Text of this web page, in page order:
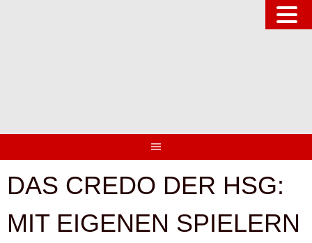
DAS CREDO DER HSG:
MIT EIGENEN SPIELERN